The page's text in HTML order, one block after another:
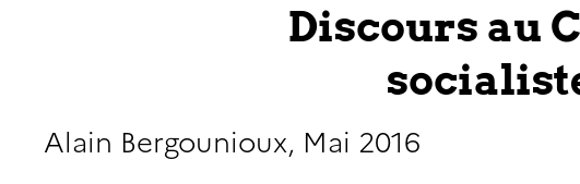
Discours au
Alain Bergounioux, Mai 2016